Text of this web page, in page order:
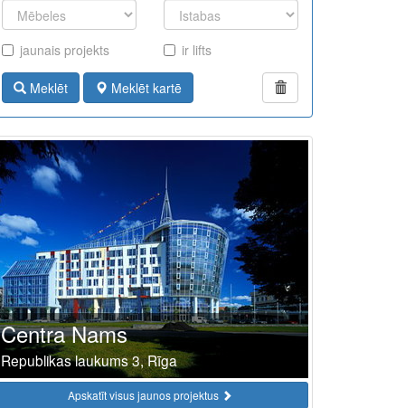
jaunais projekts ir lifts
Meklēt Meklēt kartē
Centra Nams
Republikas laukums 3, Rīga
Apskatīt visus jaunos projektus